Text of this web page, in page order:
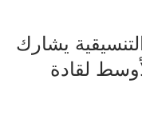
يشارك
لقادة